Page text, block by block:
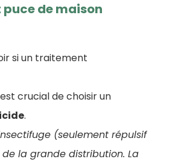
de maison
si un traitement
crucial de choisir un
.
(seulement répulsif
la grande distribution. La